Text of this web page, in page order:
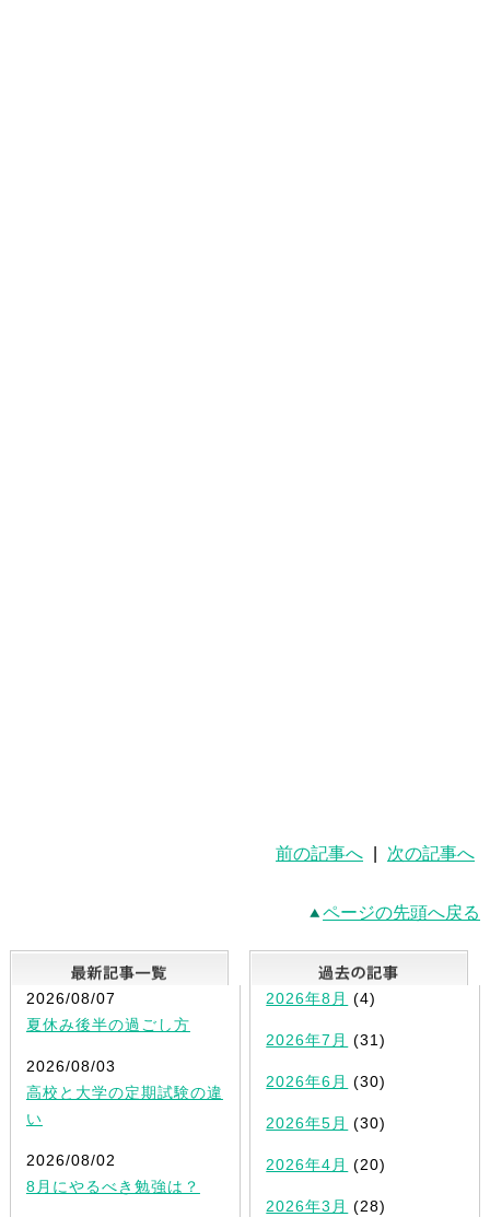
前の記事へ 次の記事へ
ページの先頭へ戻る
最新記事一覧
2026/08/07
夏休み後半の過ごし方
2026/08/03
高校と大学の定期試験の違
い
2026/08/02
8月にやるべき勉強は？
2026年8月 (4)
2026年7月 (31)
2026年6月 (30)
2026年5月 (30)
2026年4月 (20)
2026年3月 (28)